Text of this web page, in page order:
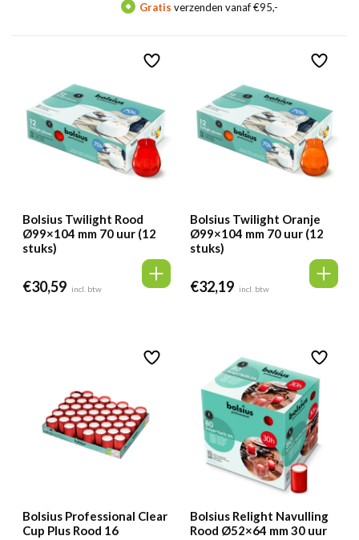
verzenden vanaf €95,-
Bolsius Twilight Rood
Ø99×104 mm 70 uur (12
stuks)
€30,59 incl. btw
Bolsius Twilight Oranje
Ø99×104 mm 70 uur (12
stuks)
€32,19 incl. btw
Bolsius Professional Clear
Cup Plus Rood 16
Bolsius Relight Navulling
Rood Ø52×64 mm 30 uur